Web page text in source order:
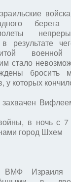
в результате
стало
бросить
у которых
в ночь с
город Шхем
Израиля